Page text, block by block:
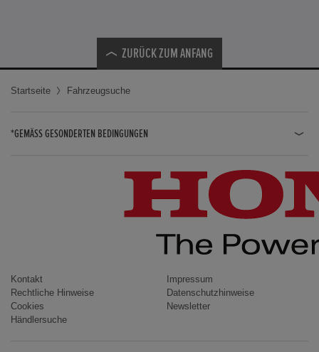
ZURÜCK ZUM ANFANG
Startseite Fahrzeugsuche
*GEMÄSS GESONDERTEN BEDINGUNGEN
CIVIC / CIVIC LIMOUSINE
INSIGHT
ACCORD
Kontakt
Impressum
Rechtliche Hinweise
Datenschutzhinweise
Cookies
Newsletter
Händlersuche